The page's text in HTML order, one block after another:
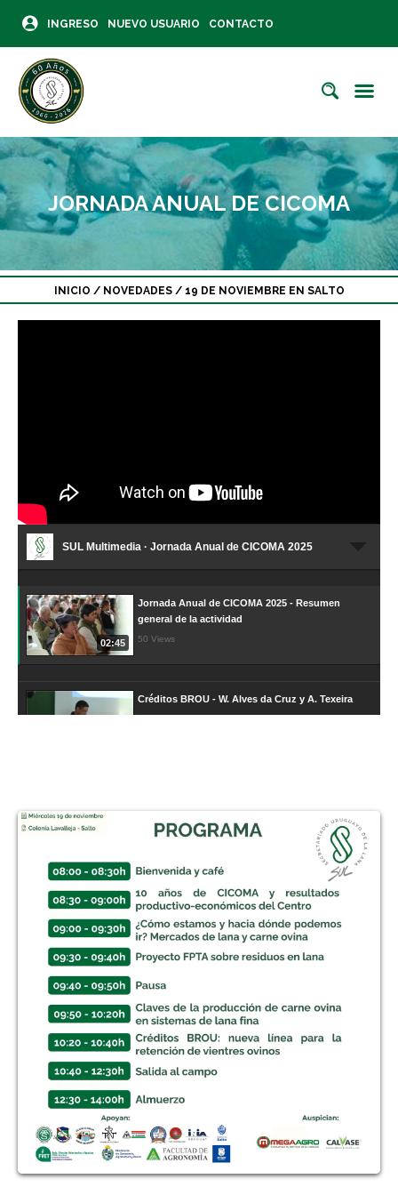
INGRESO NUEVO USUARIO CONTACTO
JORNADA ANUAL DE CICOMA
INICIO / NOVEDADES/ 19 DE NOVIEMBRE EN SALTO
SUL Multimedia · Jornada Anual de CICOMA 2025
02:45
Jornada Anual de CICOMA 2025 - Resumen
general de la actividad
50 Views
Créditos BROU - W. Alves da Cruz y A. Texeira
sistemas de lana fina - José Francisco Ramos
354 Views
16:09
Proyecto FPTA sobre residuos en lana - Ignacio
Abella
58 Views
27:28
Mercados de lana y carne ovina - Josefina
Sanguinetti
225 Views
33:52
10 años de CICOMA y resultados productivo -
económicos - Matías Orihuela
Jornada anual de CICOMA 2025 - Entrevista a